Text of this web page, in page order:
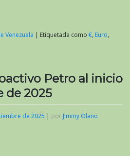
Venezuela | Etiquetada como €, Euro,
Petro al inicio
de 2025
de 2025 | por Jimmy Olano